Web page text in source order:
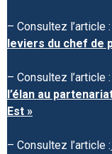
– Consultez l’article :
leviers du chef de
– Consultez l’article :
l’élan au
Est »
– Consultez l’article :